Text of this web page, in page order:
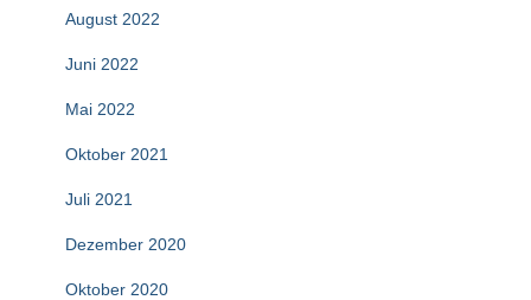
August 2022
Juni 2022
Mai 2022
Oktober 2021
Juli 2021
Dezember 2020
Oktober 2020